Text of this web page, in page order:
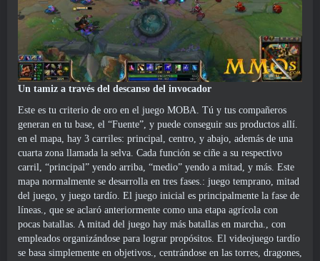
Un tamiz a través del descanso del invocador
Este es tu criterio de oro en el juego MOBA. Tú y tus compañeros
generan en tu base, el “Fuente”, y puede conseguir sus productos allí.
en el mapa, hay 3 carriles: principal, centro, y abajo, además de una
cuarta zona llamada la selva. Cada función se ciñe a su respectivo
carril, “principal” yendo arriba, “medio” yendo a mitad, y más. Este
mapa normalmente se desarrolla en tres fases.: juego temprano, mitad
del juego, y juego tardío. El juego inicial es principalmente la fase de
líneas., que se aclaró anteriormente como una etapa agrícola con
pocas batallas. A mitad del juego hay más batallas en marcha., con
empleados organizándose para lograr propósitos. El videojuego tardío
se basa simplemente en objetivos., centrándose en las torres, dragones,